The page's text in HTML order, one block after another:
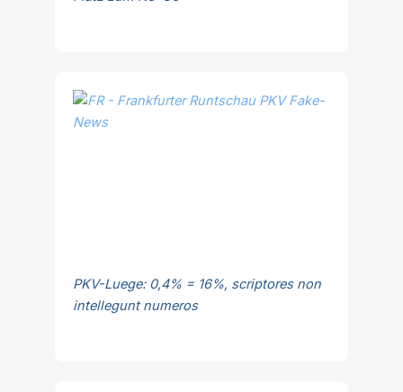
PKV-Luege: 0,4% = 16%, scriptores non
intellegunt numeros